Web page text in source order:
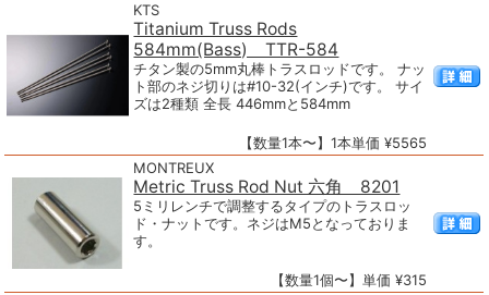
KTS
Titanium Truss Rods
584mm(Bass) TTR-584
チタン製の5mm丸棒トラスロッドです。 ナッ
ト部のネジ切りは#10-32(インチ)です。 サイ
ズは2種類 全長 446mmと584mm
【数量1本〜】1本単価 ¥5565
MONTREUX
Metric Truss Rod Nut 六角 8201
5ミリレンチで調整するタイプのトラスロッ
ド・ナットです。ネジはM5となっておりま
す。
【数量1個〜】単価 ¥315